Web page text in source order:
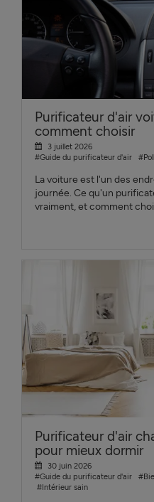
Purificateur d'air
comment choisir
3 juillet 2026
#Guide du purificateur d'air
La voiture est l'un des
journée. Ce qu'un
vraiment, et comment
Purificateur d'air
pour mieux dormir
30 juin 2026
#Guide du purificateur d'air
#Intérieur sain